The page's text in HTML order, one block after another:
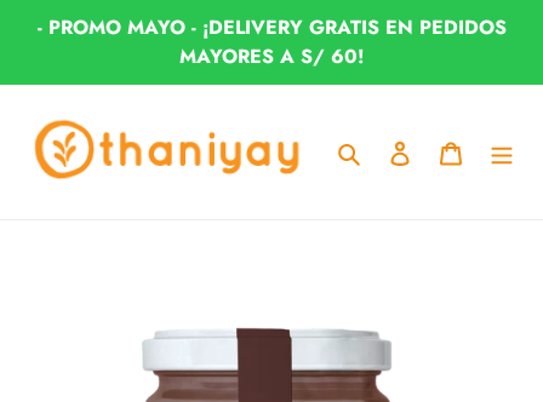
al
contenido
- PROMO MAYO - ¡DELIVERY GRATIS EN PEDIDOS
MAYORES A S/ 60!
Buscar Ingresar Carrito